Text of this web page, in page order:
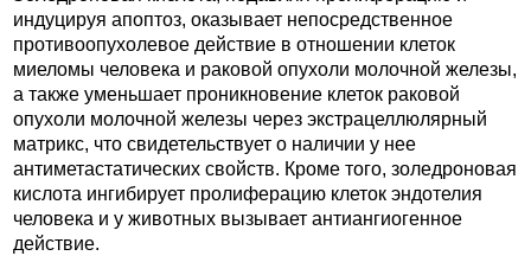
индуцируя апоптоз, оказывает непосредственное
противоопухолевое действие в отношении клеток
миеломы человека и раковой опухоли молочной железы,
а также уменьшает проникновение клеток раковой
опухоли молочной железы через экстрацеллюлярный
матрикс, что свидетельствует о наличии у нее
антиметастатических свойств. Кроме того, золедроновая
кислота ингибирует пролиферацию клеток эндотелия
человека и у животных вызывает антиангиогенное
действие.